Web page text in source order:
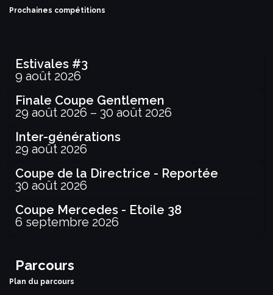
Prochaines compétitions
Estivales #3
9 août 2026
Finale Coupe Gentlemen
29 août 2026 – 30 août 2026
Inter-générations
29 août 2026
Coupe de la Directrice - Reportée
30 août 2026
Coupe Mercedes - Etoile 38
6 septembre 2026
Parcours
Plan du parcours